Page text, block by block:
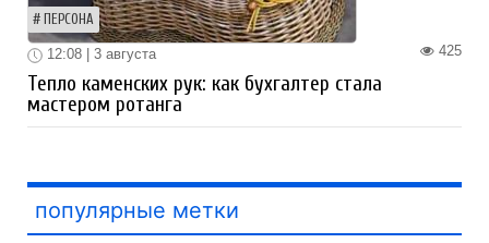
ПЕРСОНА
425
12:08 | 3 августа
Тепло каменских рук: как бухгалтер стала
мастером ротанга
популярные метки